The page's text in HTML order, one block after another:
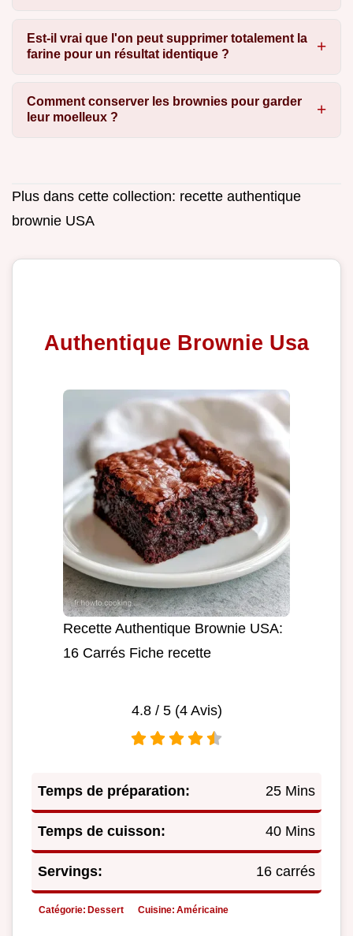
Est-il vrai que l'on peut supprimer totalement la
farine pour un résultat identique ?
Comment conserver les brownies pour garder
leur moelleux ?
Plus dans cette collection: recette authentique
brownie USA
Authentique Brownie Usa
Recette Authentique Brownie USA:
16 Carrés Fiche recette
4.8/ 5 (4Avis)
Temps de préparation: 25 Mins
Temps de cuisson: 40 Mins
Servings: 16 carrés
Catégorie: Dessert Cuisine: Américaine